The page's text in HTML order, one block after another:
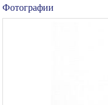
Фотографии